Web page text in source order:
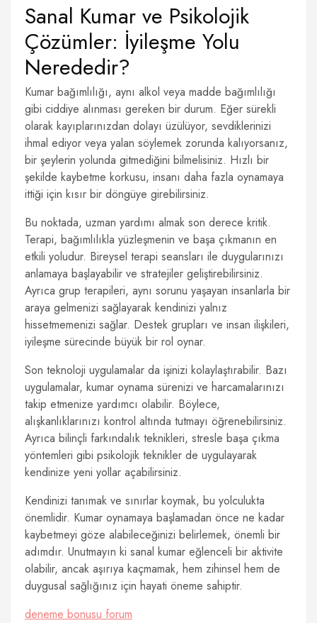
Sanal Kumar ve Psikolojik
Çözümler: İyileşme Yolu
Nerededir?
Kumar bağımlılığı, aynı alkol veya madde bağımlılığı
gibi ciddiye alınması gereken bir durum. Eğer sürekli
olarak kayıplarınızdan dolayı üzülüyor, sevdiklerinizi
ihmal ediyor veya yalan söylemek zorunda kalıyorsanız,
bir şeylerin yolunda gitmediğini bilmelisiniz. Hızlı bir
şekilde kaybetme korkusu, insanı daha fazla oynamaya
ittiği için kısır bir döngüye girebilirsiniz.
Bu noktada, uzman yardımı almak son derece kritik.
Terapi, bağımlılıkla yüzleşmenin ve başa çıkmanın en
etkili yoludur. Bireysel terapi seansları ile duygularınızı
anlamaya başlayabilir ve stratejiler geliştirebilirsiniz.
Ayrıca grup terapileri, aynı sorunu yaşayan insanlarla bir
araya gelmenizi sağlayarak kendinizi yalnız
hissetmemenizi sağlar. Destek grupları ve insan ilişkileri,
iyileşme sürecinde büyük bir rol oynar.
Son teknoloji uygulamalar da işinizi kolaylaştırabilir. Bazı
uygulamalar, kumar oynama sürenizi ve harcamalarınızı
takip etmenize yardımcı olabilir. Böylece,
alışkanlıklarınızı kontrol altında tutmayı öğrenebilirsiniz.
Ayrıca bilinçli farkındalık teknikleri, stresle başa çıkma
yöntemleri gibi psikolojik teknikler de uygulayarak
kendinize yeni yollar açabilirsiniz.
Kendinizi tanımak ve sınırlar koymak, bu yolculukta
önemlidir. Kumar oynamaya başlamadan önce ne kadar
kaybetmeyi göze alabileceğinizi belirlemek, önemli bir
adımdır. Unutmayın ki sanal kumar eğlenceli bir aktivite
olabilir, ancak aşırıya kaçmamak, hem zihinsel hem de
duygusal sağlığınız için hayati öneme sahiptir.
deneme bonusu forum